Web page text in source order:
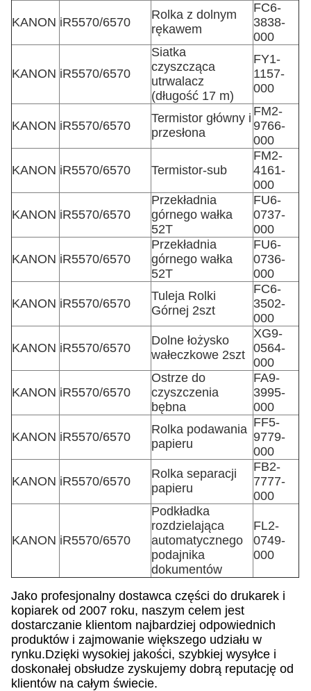
KANON iR5570/6570
Rolka z dolnym
rękawem
FC6-
3838-
000
KANON iR5570/6570
Siatka
czyszcząca
utrwalacz
(długość 17 m)
FY1-
1157-
000
KANON iR5570/6570
Termistor główny i
przesłona
FM2-
9766-
000
KANON iR5570/6570 Termistor-sub
FM2-
4161-
000
KANON iR5570/6570
Przekładnia
górnego wałka
52T
FU6-
0737-
000
KANON iR5570/6570
Przekładnia
górnego wałka
52T
FU6-
0736-
000
KANON iR5570/6570
Tuleja Rolki
Górnej 2szt
FC6-
3502-
000
KANON iR5570/6570
Dolne łożysko
wałeczkowe 2szt
XG9-
0564-
000
KANON iR5570/6570
Ostrze do
czyszczenia
bębna
FA9-
3995-
000
KANON iR5570/6570
Rolka podawania
papieru
FF5-
9779-
000
KANON iR5570/6570
Rolka separacji
papieru
FB2-
7777-
000
KANON iR5570/6570
Podkładka
rozdzielająca
automatycznego
podajnika
dokumentów
FL2-
0749-
000
Jako profesjonalny dostawca części do drukarek i
kopiarek od 2007 roku, naszym celem jest
dostarczanie klientom najbardziej odpowiednich
produktów i zajmowanie większego udziału w
rynku.Dzięki wysokiej jakości, szybkiej wysyłce i
doskonałej obsłudze zyskujemy dobrą reputację od
klientów na całym świecie.